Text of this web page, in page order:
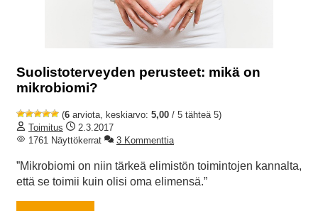
Suolistoterveyden perusteet: mikä on
mikrobiomi?
(6 arviota, keskiarvo: 5,00 / 5 tähteä 5)
Toimitus
2.3.2017
1761 Näyttökerrat
3 Kommenttia
”Mikrobiomi on niin tärkeä elimistön toimintojen kannalta,
että se toimii kuin olisi oma elimensä.”